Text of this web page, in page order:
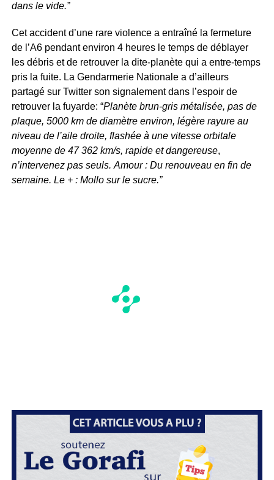
dans le vide.”
Cet accident d’une rare violence a entraîné la fermeture
de l’A6 pendant environ 4 heures le temps de déblayer
les débris et de retrouver la dite-planète qui a entre-temps
pris la fuite. La Gendarmerie Nationale a d’ailleurs
partagé sur Twitter son signalement dans l’espoir de
retrouver la fuyarde: “Planète brun-gris métalisée, pas de
plaque, 5000 km de diamètre environ, légère rayure au
niveau de l’aile droite, flashée à une vitesse orbitale
moyenne de 47 362 km/s, rapide et dangereuse,
n’intervenez pas seuls. Amour : Du renouveau en fin de
semaine. Le + : Mollo sur le sucre.”